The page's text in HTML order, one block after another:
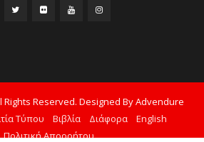
Rights Reserved. Designed By Advendure
Τύπου Βιβλία Διάφορα
English
Πολιτική Απορρήτου